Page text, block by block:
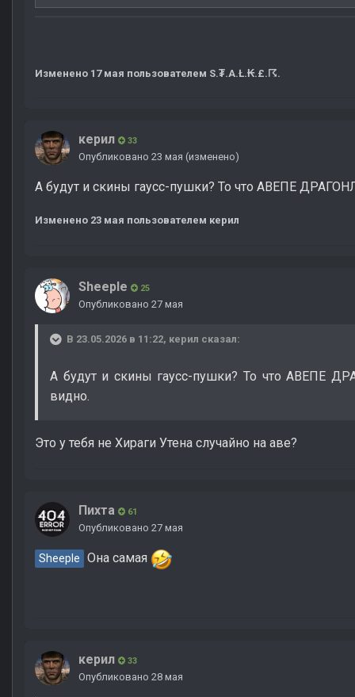
Изменено 17 мая пользователем S.₮.A.Ł.₭.£.☈.
керил 33
Опубликовано 23 мая (изменено)
А будут и скины гаусс-пушки? То что АВЕПЕ
Изменено 23 мая пользователем керил
Sheeple 25
Опубликовано 27 мая
В 23.05.2026 в 11:22, керил сказал:
А будут и скины гаусс-пушки? То что АВЕПЕ
видно.
Это у тебя не Хираги Утена случайно на аве?
Пихта 61
Опубликовано 27 мая
Sheeple Она самая
керил 33
Опубликовано 28 мая